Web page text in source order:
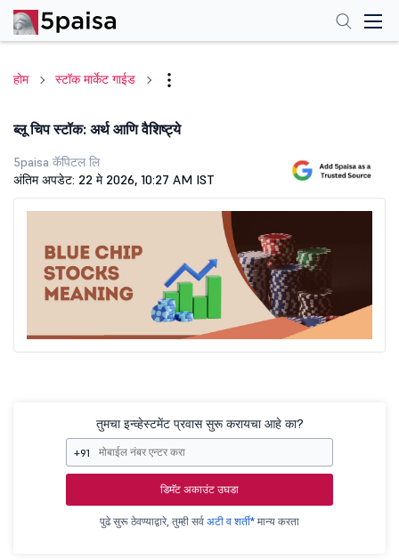
होम स्टॉक मार्केट गाईड
ब्लू चिप स्टॉक: अर्थ आणि वैशिष्ट्ये
5paisa कॅपिटल लि
अंतिम अपडेट: 22 मे 2026, 10:27 AM IST
तुमचा इन्व्हेस्टमेंट प्रवास सुरू करायचा आहे का?
+91
डिमॅट अकाउंट उघडा
पुढे सुरू ठेवण्याद्वारे, तुम्ही सर्व अटी व शर्ती* मान्य करता